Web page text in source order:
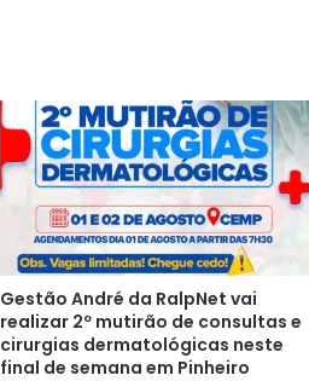
Gestão André da RalpNet vai
realizar 2º mutirão de consultas e
cirurgias dermatológicas neste
final de semana em Pinheiro